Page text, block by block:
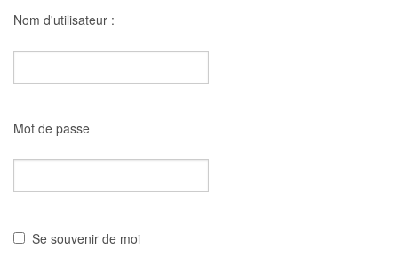
Nom d'utilisateur :
Mot de passe
Se souvenir de moi